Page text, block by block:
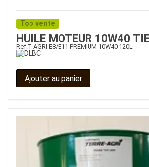
Top vente
HUILE MOTEUR 10W40
Ref. T AGRI E8/E11 PREMIUM 10W40 120L
Ajouter au panier